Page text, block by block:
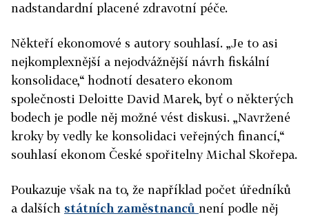
nadstandardní placené zdravotní péče.
Někteří ekonomové s autory souhlasí. „Je to asi
nejkomplexnější a nejodvážnější návrh fiskální
konsolidace,“ hodnotí desatero ekonom
společnosti Deloitte David Marek, byť o některých
bodech je podle něj možné vést diskusi. „Navržené
kroky by vedly ke konsolidaci veřejných financí,“
souhlasí ekonom České spořitelny Michal Skořepa.
Poukazuje však na to, že například počet úředníků
a dalších státních zaměstnanců není podle něj